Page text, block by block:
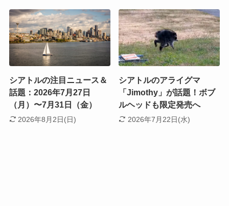
シアトルの注目ニュース＆
話題：2026年7月27日
（月）〜7月31日（金）
2026年8月2日(日)
シアトルのアライグマ
「Jimothy」が話題！ボブ
ルヘッドも限定発売へ
2026年7月22日(水)